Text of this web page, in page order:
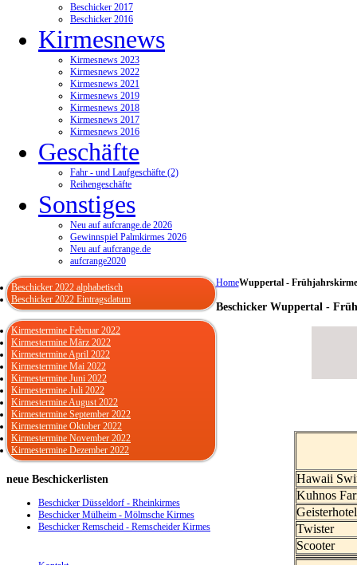
Beschicker 2017
Beschicker 2016
Kirmesnews
Kirmesnews 2023
Kirmesnews 2022
Kirmesnews 2021
Kirmesnews 2019
Kirmesnews 2018
Kirmesnews 2017
Kirmesnews 2016
Geschäfte
Fahr - und Laufgeschäfte (2)
Reihengeschäfte
Sonstiges
Neu auf aufcrange.de 2026
Gewinnspiel Palmkirmes 2026
Neu auf aufcrange.de
aufcrange2020
HomeWuppertal -
Beschicker Wuppertal -
Hawaii
Kuhnos
Geisterhotel
Twister
Scooter
Beschicker 2022 alphabetisch
Beschicker 2022 Eintragsdatum
Kirmestermine Februar 2022
Kirmestermine März 2022
Kirmestermine April 2022
Kirmestermine Mai 2022
Kirmestermine Juni 2022
Kirmestermine Juli 2022
Kirmestermine August 2022
Kirmestermine September 2022
Kirmestermine Oktober 2022
Kirmestermine November 2022
Kirmestermine Dezember 2022
neue Beschickerlisten
Beschicker Düsseldorf - Rheinkirmes
Beschicker Mülheim - Mölmsche Kirmes
Beschicker Remscheid - Remscheider Kirmes